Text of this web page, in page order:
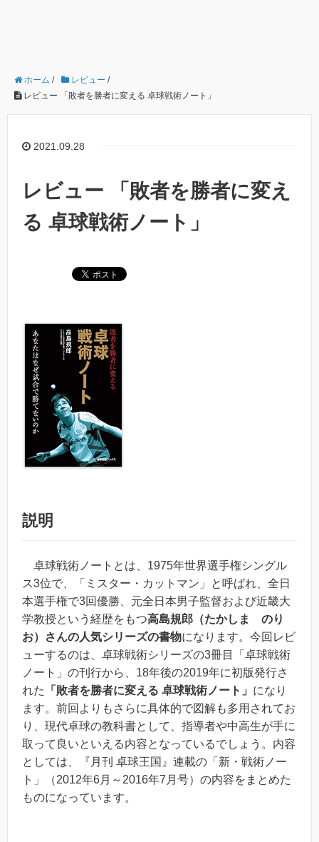
ホーム / レビュー /
レビュー 「敗者を勝者に変える 卓球戦術ノート」
2021.09.28
レビュー 「敗者を勝者に変え
る 卓球戦術ノート」
説明
卓球戦術ノートとは、1975年世界選手権シングル
ス3位で、「ミスター・カットマン」と呼ばれ、全日
本選手権で3回優勝、元全日本男子監督および近畿大
学教授という経歴をもつ高島規郎（たかしま のり
お）さんの人気シリーズの書物になります。今回レビ
ューするのは、卓球戦術シリーズの3冊目「卓球戦術
ノート」の刊行から、18年後の2019年に初版発行さ
れた
「敗者を勝者に変える 卓球戦術ノート」 になり
ます。前回よりもさらに具体的で図解も多用されてお
り、現代卓球の教科書として、指導者や中高生が手に
取って良いといえる内容となっているでしょう。内容
としては、『月刊 卓球王国』連載の「新・戦術ノー
ト」（2012年6月～2016年7月号）の内容をまとめた
ものになっています。